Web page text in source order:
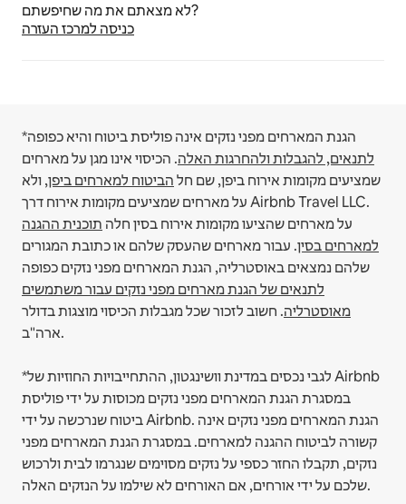
לא מצאתם את מה שחיפשתם?
כניסה למרכז העזרה
*הגנת המארחים מפני נזקים אינה פוליסת ביטוח והיא כפופה
לתנאים, להגבלות ולהחרגות האלה. הכיסוי אינו מגן על מארחים
שמציעים מקומות אירוח ביפן, שם חלהביטוח למארחים ביפן, ולא
על מארחים שמציעים מקומות אירוח דרך Airbnb Travel LLC.
על מארחים שהציעו מקומות אירוח בסין חלה תוכנית ההגנה
למארחים בסין. עבור מארחים שהעסק שלהם או כתובת המגורים
שלהם נמצאים באוסטרליה, הגנת המארחים מפני נזקים כפופה
לתנאים של הגנת מארחים מפני נזקים עבור משתמשים
מאוסטרליה. חשוב לזכור שכל מגבלות הכיסוי מוצגות בדולר
ארה"ב.
*לגבי נכסים במדינת וושינגטון, ההתחייבויות החוזיות של Airbnb
במסגרת הגנת המארחים מפני נזקים מכוסות על ידי פוליסת
ביטוח שנרכשה על ידי Airbnb. הגנת המארחים מפני נזקים אינה
קשורה לביטוח ההגנה למארחים. במסגרת הגנת המארחים מפני
נזקים, תקבלו החזר כספי על נזקים מסוימים שנגרמו לבית ולרכוש
שלכם על ידי אורחים, אם האורחים לא שילמו על הנזקים האלה.